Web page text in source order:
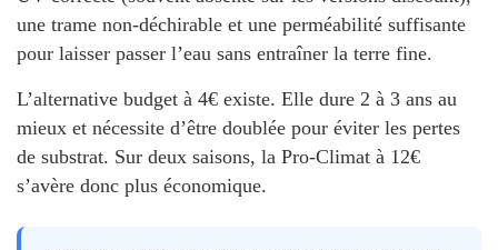
une trame non-déchirable et une perméabilité suffisante
pour laisser passer l’eau sans entraîner la terre fine.
L’alternative budget à 4€ existe. Elle dure 2 à 3 ans au
mieux et nécessite d’être doublée pour éviter les pertes
de substrat. Sur deux saisons, la Pro-Climat à 12€
s’avère donc plus économique.